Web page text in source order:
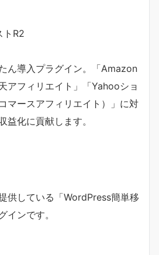
トR2
ん導入プラグイン。「Amazon
アフィリエイト」「Yahooショ
マースアフィリエイト）」に対
益化に貢献します。
供している「WordPress簡単移
インです。